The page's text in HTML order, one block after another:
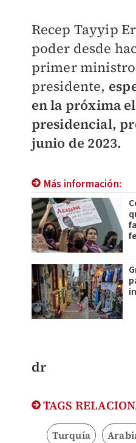
Recep Tayyip
poder desde
primer
presidente,
en la próxima
presidencial,
junio de 2023.
Más información:
dr
TAGS
Turquía